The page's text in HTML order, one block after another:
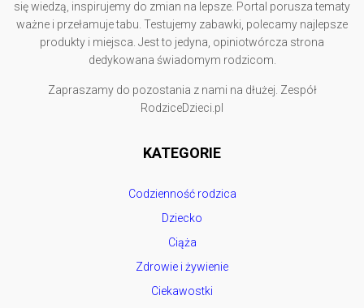
się wiedzą, inspirujemy do zmian na lepsze. Portal porusza tematy
ważne i przełamuje tabu. Testujemy zabawki, polecamy najlepsze
produkty i miejsca. Jest to jedyna, opiniotwórcza strona
dedykowana świadomym rodzicom.
Zapraszamy do pozostania z nami na dłużej. Zespół
RodziceDzieci.pl
KATEGORIE
Codzienność rodzica
Dziecko
Ciąża
Zdrowie i żywienie
Ciekawostki